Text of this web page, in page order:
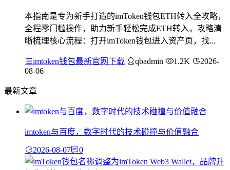
本指南是专为新手打造的imToken钱包ETH转入全攻略，
全程零门槛操作，助力新手轻松完成ETH转入，攻略清
晰梳理核心流程：打开imToken钱包进入资产页，找...
imtoken钱包最新官网下载 qbadmin 1.2K
2026-
08-06
最新文章
imtoken与百度，数字时代的技术碰撞与价值融合
2026-08-07 0